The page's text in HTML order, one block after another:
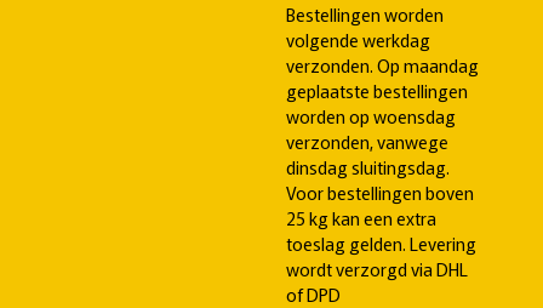
Bestellingen worden
volgende werkdag
verzonden. Op maandag
geplaatste bestellingen
worden op woensdag
verzonden, vanwege
dinsdag sluitingsdag.
Voor bestellingen boven
25 kg kan een extra
toeslag gelden. Levering
wordt verzorgd via DHL
of DPD